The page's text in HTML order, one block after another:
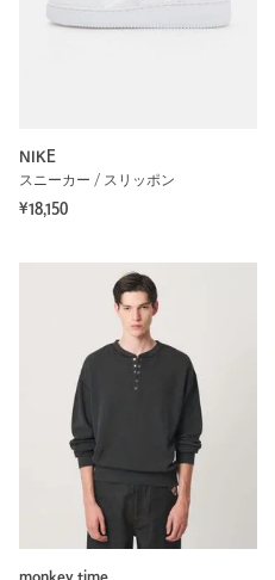
NIKE
スニーカー / スリッポン
¥18,150